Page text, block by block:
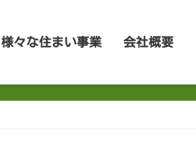
様々な住まい事業 会社概要